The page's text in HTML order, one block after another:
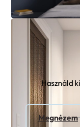
Használd
Megnézem